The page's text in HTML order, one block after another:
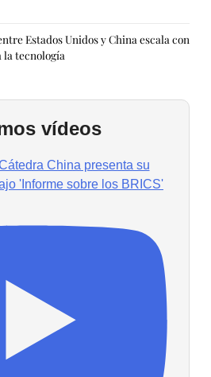
Estados Unidos y China escala con
la tecnología
vídeos
China presenta su
'Informe sobre los BRICS'